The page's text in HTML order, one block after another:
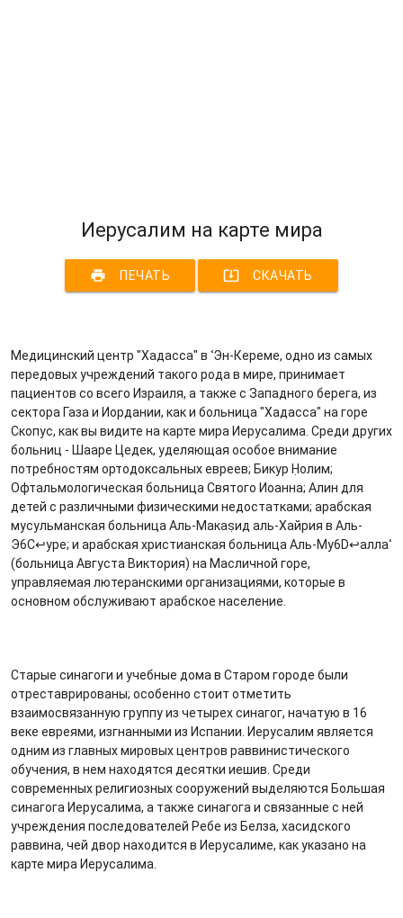
Иерусалим на карте мира
print ПЕЧАТЬ system_update_alt СКАЧАТЬ
Медицинский центр "Хадасса" в ʿЭн-Кереме, одно из самых
передовых учреждений такого рода в мире, принимает
пациентов со всего Израиля, а также с Западного берега, из
сектора Газа и Иордании, как и больница "Хадасса" на горе
Скопус, как вы видите на карте мира Иерусалима. Среди других
больниц - Шааре Цедек, уделяющая особое внимание
потребностям ортодоксальных евреев; Бикур Ḥолим;
Офтальмологическая больница Святого Иоанна; Алин для
детей с различными физическими недостатками; арабская
мусульманская больница Аль-Макаṣид аль-Хайрия в Аль-
Э6C↩уре; и арабская христианская больница Аль-Му6D↩аллаʿ
(больница Августа Виктория) на Масличной горе,
управляемая лютеранскими организациями, которые в
основном обслуживают арабское население.
Старые синагоги и учебные дома в Старом городе были
отреставрированы; особенно стоит отметить
взаимосвязанную группу из четырех синагог, начатую в 16
веке евреями, изгнанными из Испании. Иерусалим является
одним из главных мировых центров раввинистического
обучения, в нем находятся десятки иешив. Среди
современных религиозных сооружений выделяются Большая
синагога Иерусалима, а также синагога и связанные с ней
учреждения последователей Ребе из Белза, хасидского
раввина, чей двор находится в Иерусалиме, как указано на
карте мира Иерусалима.